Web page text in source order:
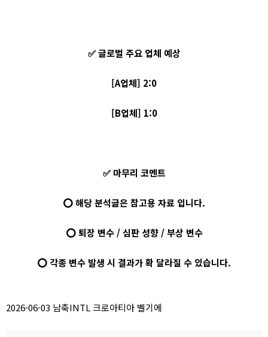
✅ 글로벌 주요 업체 예상
[A업체] 2:0
[B업체] 1:0
✅ 마무리 코멘트
⭕ 해당 분석글은 참고용 자료 입니다.
⭕ 퇴장 변수 / 심판 성향 / 부상 변수
⭕ 각종 변수 발생 시 결과가 확 달라질 수 있습니다.
2026-06-03 남축INTL 크로아티아 벨기에